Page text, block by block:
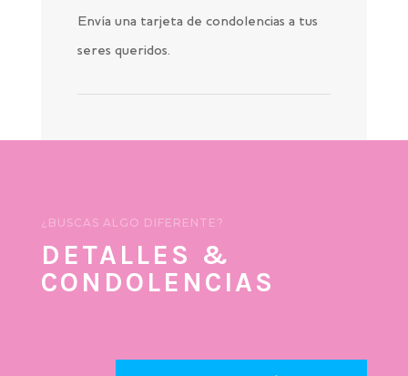
Envía una tarjeta de condolencias a tus
seres queridos.
¿BUSCAS ALGO DIFERENTE?
DETALLES &
CONDOLENCIAS